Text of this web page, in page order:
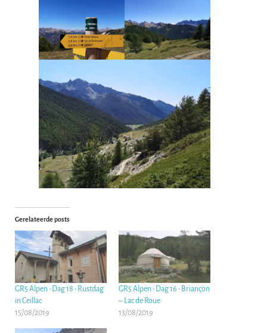
Gerelateerde posts
GR5 Alpen • Dag 18 • Rustdag
in Ceillac
15/08/2019
GR5 Alpen • Dag 16 • Briançon
– Lac de Roue
13/08/2019